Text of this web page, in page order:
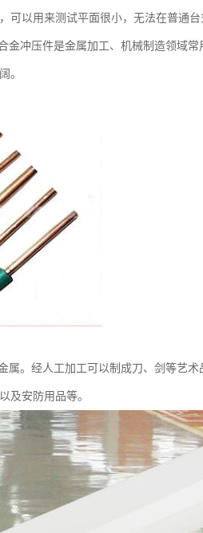
可以用来测试平面很小，无法在普通
金冲压件是金属加工、机械制造领域常
。
属。经人工加工可以制成刀、剑等艺
及安防用品等。